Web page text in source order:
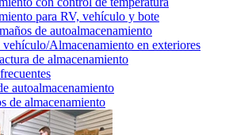
para RV, vehículo y bote
de autoalmacenamiento
vehículo/Almacenamiento en exteriores
de almacenamiento
autoalmacenamiento
de almacenamiento